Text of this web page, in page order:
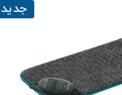
جدید